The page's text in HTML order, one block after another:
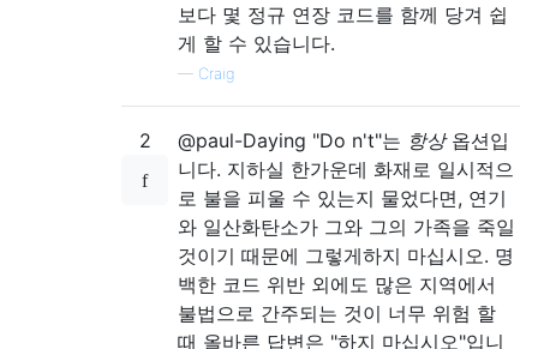
보다 몇 정규 연장 코드를 함께 당겨 쉽
게 할 수 있습니다.
— Craig
2 @paul-Daying "Do n't"는 항상옵션입
니다. 지하실 한가운데 화재로 일시적으
로 불을 피울 수 있는지 물었다면, 연기
와 일산화탄소가 그와 그의 가족을 죽일
것이기 때문에 그렇게하지 마십시오. 명
백한 코드 위반 외에도 많은 지역에서
불법으로 간주되는 것이 너무 위험 할
때 올바른 답변은 "하지 마십시오"입니